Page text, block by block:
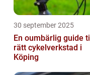
30 september 2025
En oumbärlig guide till
rätt cykelverkstad i
Köping